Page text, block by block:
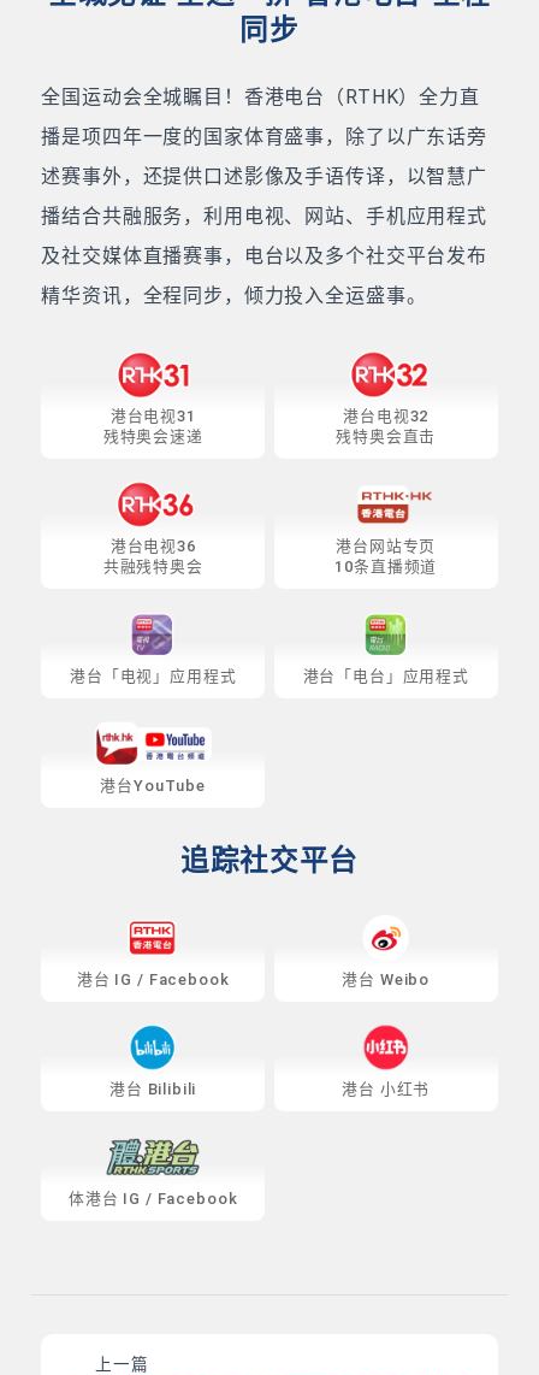
同步
全国运动会全城瞩目！香港电台（RTHK）全力直
播是项四年一度的国家体育盛事，除了以广东话旁
述赛事外，还提供口述影像及手语传译，以智慧广
播结合共融服务，利用电视、网站、手机应用程式
及社交媒体直播赛事，电台以及多个社交平台发布
精华资讯，全程同步，倾力投入全运盛事。
港台电视31
残特奥会速递
港台电视32
残特奥会直击
港台电视36
共融残特奥会
港台网站专页
10条直播频道
港台「电视」应用程式 港台「电台」应用程式
港台YouTube
追踪社交平台
港台 IG / Facebook 港台 Weibo
港台 Bilibili 港台 小红书
体港台 IG / Facebook
上一篇